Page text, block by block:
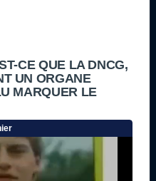
CE QUE LA DNCG,
UN ORGANE
MARQUER LE